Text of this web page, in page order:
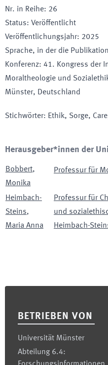
Nr. in Reihe: 26
Status: Veröffentlicht
Veröffentlichungsjahr: 2025
Sprache, in der die
Konferenz: 41. Kongress der
Moraltheologie und
Münster, Deutschland
Stichwörter: Ethik, Sorge,
Herausgeber*innen der
Bobbert,
Monika
Professur für
Heimbach-
Steins,
Maria Anna
Professur für
und
Heimbach-
BETRIEBEN VON
Universität Münster
Abteilung 6.4: